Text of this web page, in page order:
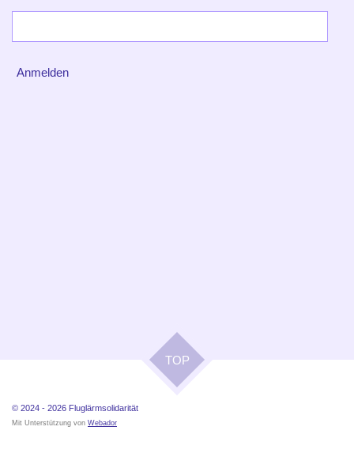
Anmelden
TOP
© 2024 - 2026 Fluglärmsolidarität
Mit Unterstützung von Webador